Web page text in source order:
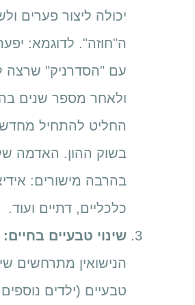
יכולה ליצור פערים
ה"חוזה". לדוגמא:
עם "הסדרניק" שרצה
ולאחר מספר שנים
החליט להתחיל מחדש
בשוק ההון. האדמה
בהרבה מישורים:
כלכליים, דתיים ועוד.
שינוי טבעיים בחיים:
הנישואין מתרחשים
טבעיים (ילדים נוספים